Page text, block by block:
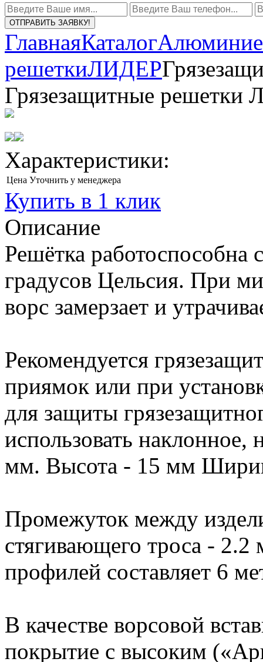
ОТПРАВИТЬ ЗАЯВКУ!
ГлавнаяКаталог
решеткиЛИДЕР
Грязезащитные
Характеристики:
Цена Уточнить у менеджера
Купить в 1 клик
Описание
Решётка работоспособна
градусов Цельсия. При
ворс замерзает и
Рекомендуется
приямок или при
для защиты
использовать
мм. Высота - 15 мм
Промежуток между
стягивающего троса -
профилей составляет 6
В качестве ворсовой
покрытие с высоким